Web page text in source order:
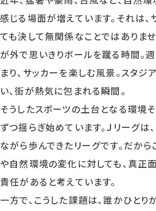
感じる場面が増えています。それは、
ても決して無関係なことではありま
が外で思いきりボールを蹴る時間。
まり、サッカーを楽しむ風景。スタジ
い、街が熱気に包まれる瞬間。
そうしたスポーツの土台となる環境
ずつ揺らぎ始めています。Ｊリーグは
ながら歩んできたリーグです。だから
や自然環境の変化に対しても、真正
責任があると考えています。
一方で、こうした課題は、誰かひとり